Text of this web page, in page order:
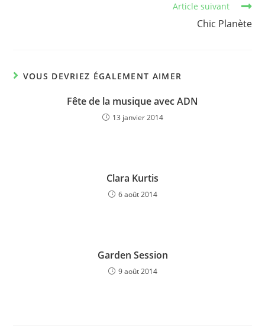
Article suivant
Chic Planète
VOUS DEVRIEZ ÉGALEMENT AIMER
Fête de la musique avec ADN
13 janvier 2014
Clara Kurtis
6 août 2014
Garden Session
9 août 2014